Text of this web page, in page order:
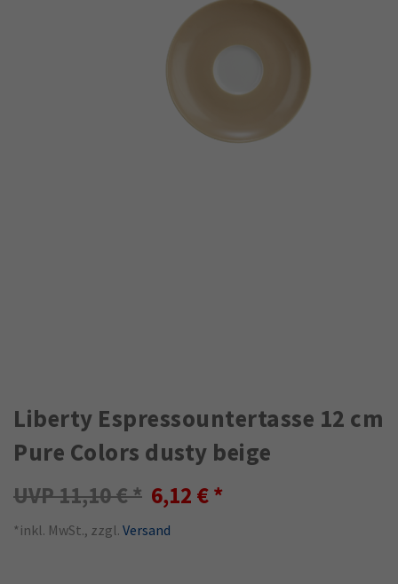
Liberty Espressountertasse 12 cm
Pure Colors dusty beige
11,10 € 6,12 €
*inkl. MwSt., zzgl. Versand